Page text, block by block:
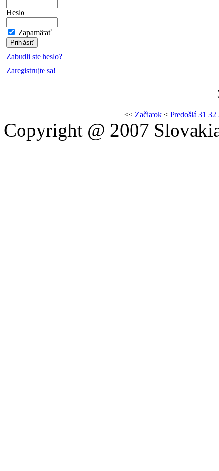
Heslo
Zapamätať
Zabudli ste heslo?
Zaregistrujte sa!
<< Začiatok <Predošlá 31 32
Copyright @ 2007